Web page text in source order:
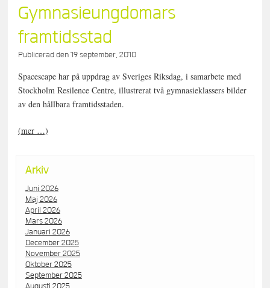
Gymnasieungdomars
framtidsstad
Publicerad den19 september, 2010
Spacescape har på uppdrag av Sveriges Riksdag, i samarbete med
Stockholm Resilence Centre, illustrerat två gymnasieklassers bilder
av den hållbara framtidsstaden.
(mer …)
Arkiv
Juni 2026
Maj 2026
April 2026
Mars 2026
Januari 2026
December 2025
November 2025
Oktober 2025
September 2025